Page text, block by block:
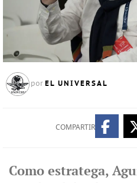
por EL UNIVERSAL
COMPARTIR
Como estratega,